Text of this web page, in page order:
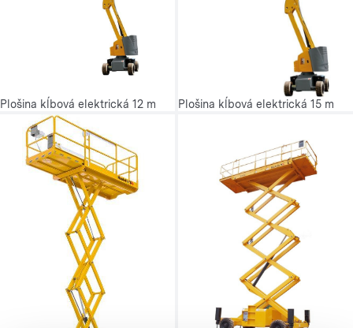
Plošina kĺbová elektrická 12 m Plošina kĺbová elektrická 15 m